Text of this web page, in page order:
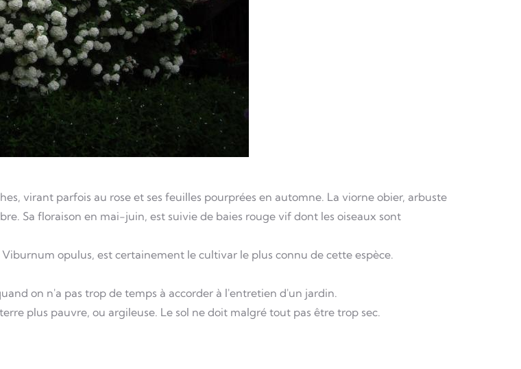
virant parfois au rose et ses feuilles pourprées en automne. La viorne obier, arbuste
Sa floraison en mai-juin, est suivie de baies rouge vif dont les oiseaux sont
opulus, est certainement le cultivar le plus connu de cette espèce.
on n'a pas trop de temps à accorder à l'entretien d'un jardin.
plus pauvre, ou argileuse. Le sol ne doit malgré tout pas être trop sec.